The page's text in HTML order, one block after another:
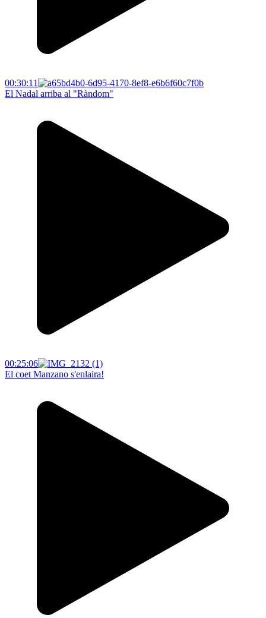
00:30:11
El Nadal arriba al "Ràndom"
00:25:06
El coet Manzano s'enlaira!